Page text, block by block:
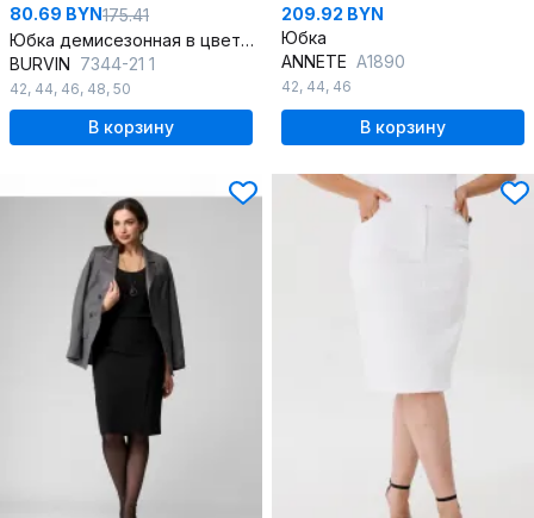
80.69 BYN175.41
Юбка демисезонная в цвете коричневый на каждый день
BURVIN 7344-21 1
42, 44, 46, 48, 50
В корзину
209.92 BYN
Юбка
ANNETE A1890
42, 44, 46
В корзину